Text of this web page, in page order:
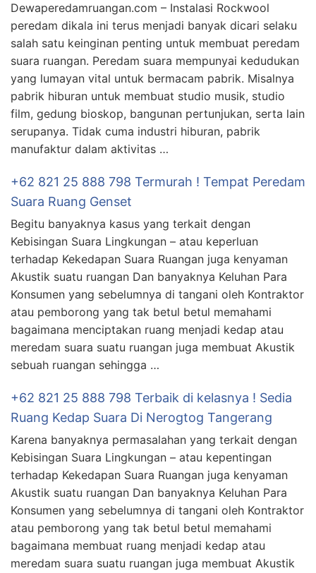
Dewaperedamruangan.com – Instalasi Rockwool
peredam dikala ini terus menjadi banyak dicari selaku
salah satu keinginan penting untuk membuat peredam
suara ruangan. Peredam suara mempunyai kedudukan
yang lumayan vital untuk bermacam pabrik. Misalnya
pabrik hiburan untuk membuat studio musik, studio
film, gedung bioskop, bangunan pertunjukan, serta lain
serupanya. Tidak cuma industri hiburan, pabrik
manufaktur dalam aktivitas …
+62 821 25 888 798 Termurah ! Tempat Peredam
Suara Ruang Genset
Begitu banyaknya kasus yang terkait dengan
Kebisingan Suara Lingkungan – atau keperluan
terhadap Kekedapan Suara Ruangan juga kenyaman
Akustik suatu ruangan Dan banyaknya Keluhan Para
Konsumen yang sebelumnya di tangani oleh Kontraktor
atau pemborong yang tak betul betul memahami
bagaimana menciptakan ruang menjadi kedap atau
meredam suara suatu ruangan juga membuat Akustik
sebuah ruangan sehingga …
+62 821 25 888 798 Terbaik di kelasnya ! Sedia
Ruang Kedap Suara Di Nerogtog Tangerang
Karena banyaknya permasalahan yang terkait dengan
Kebisingan Suara Lingkungan – atau kepentingan
terhadap Kekedapan Suara Ruangan juga kenyaman
Akustik suatu ruangan Dan banyaknya Keluhan Para
Konsumen yang sebelumnya di tangani oleh Kontraktor
atau pemborong yang tak betul betul memahami
bagaimana membuat ruang menjadi kedap atau
meredam suara suatu ruangan juga membuat Akustik